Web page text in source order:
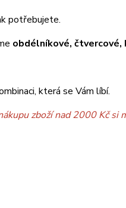
potřebujete.
obdélníkové, čtvercové,
která se Vám líbí.
zboží nad 2000 Kč si